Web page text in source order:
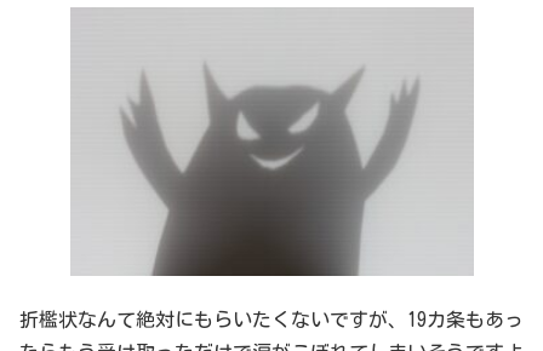
折檻状なんて絶対にもらいたくないですが、19カ条もあっ